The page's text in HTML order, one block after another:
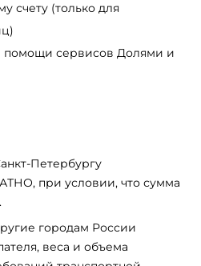
счету (только для
помощи сервисов Долями и
Петербургу
при условии, что сумма
городам России
веса и объема